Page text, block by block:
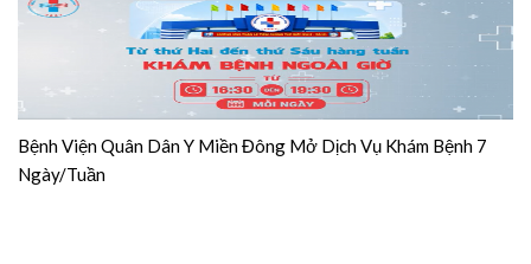
Bệnh Viện Quân Dân Y Miền Đông Mở Dịch Vụ Khám Bệnh 7
Ngày/Tuần